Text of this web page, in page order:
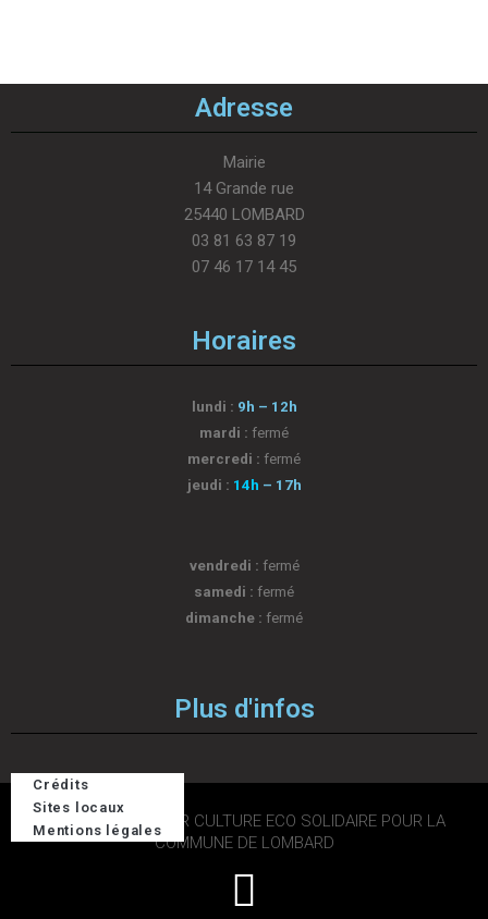
Adresse
Mairie
14 Grande rue
25440 LOMBARD
03 81 63 87 19
07 46 17 14 45
Horaires
lundi : 9h – 12h
mardi : fermé
mercredi : fermé
jeudi : 14h – 17h
vendredi : fermé
samedi : fermé
dimanche : fermé
Plus d'infos
Crédits
Sites locaux
Mentions légales
2026 © DESIGN PAR CULTURE ECO SOLIDAIRE POUR LA
COMMUNE DE LOMBARD